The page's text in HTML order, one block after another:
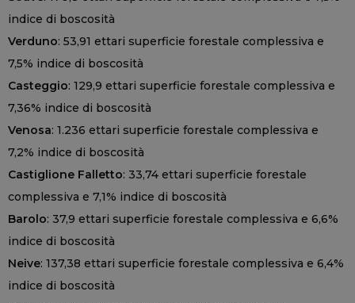
indice di boscosità
Verduno: 53,91 ettari superficie forestale complessiva e
7,5% indice di boscosità
Casteggio: 129,9 ettari superficie forestale complessiva e
7,36% indice di boscosità
Venosa: 1.236 ettari superficie forestale complessiva e
7,2% indice di boscosità
Castiglione Falletto: 33,74 ettari superficie forestale
complessiva e 7,1% indice di boscosità
Barolo: 37,9 ettari superficie forestale complessiva e 6,6%
indice di boscosità
Neive: 137,38 ettari superficie forestale complessiva e 6,4%
indice di boscosità